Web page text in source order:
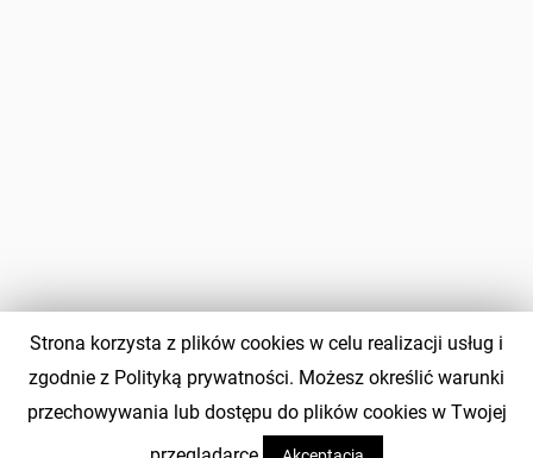
Strona korzysta z plików cookies w celu realizacji usług i
zgodnie z Polityką prywatności. Możesz określić warunki
przechowywania lub dostępu do plików cookies w Twojej